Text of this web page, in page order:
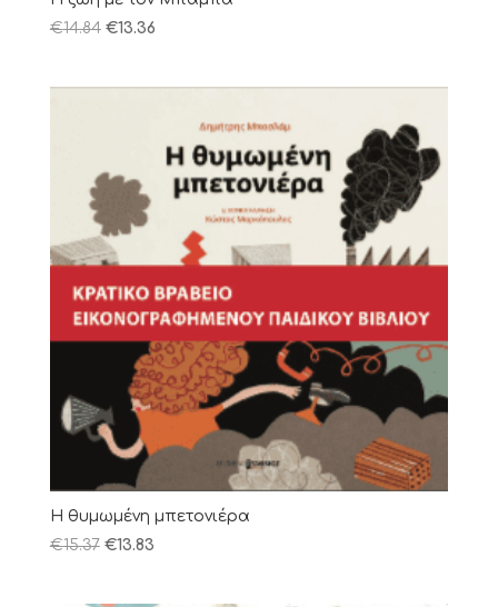
€14.84 €13.36
Η θυμωμένη μπετονιέρα
€15.37 €13.83